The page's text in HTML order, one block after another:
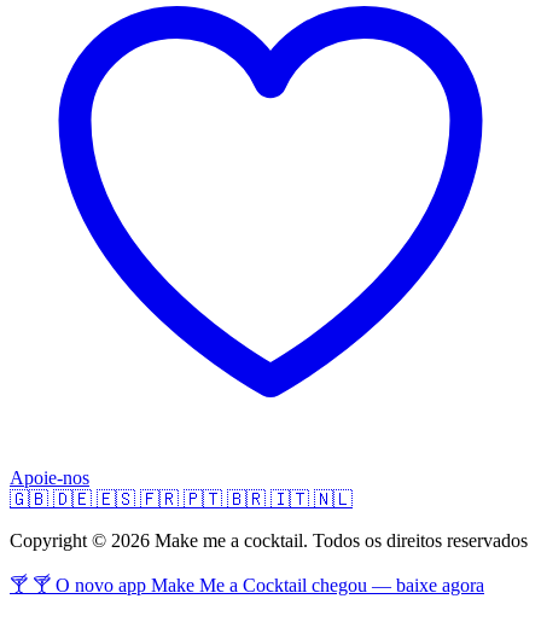
Apoie-nos
🇬🇧 🇩🇪 🇪🇸 🇫🇷 🇵🇹 🇧🇷 🇮🇹 🇳🇱
Copyright © 2026 Make me a cocktail. Todos os direitos reservados
🍸 🍸 O novo app Make Me a Cocktail chegou — baixe agora